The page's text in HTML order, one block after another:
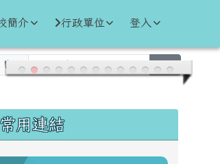
簡介 行政單位 登入
密碼 登入
邊區域內容
常用連結